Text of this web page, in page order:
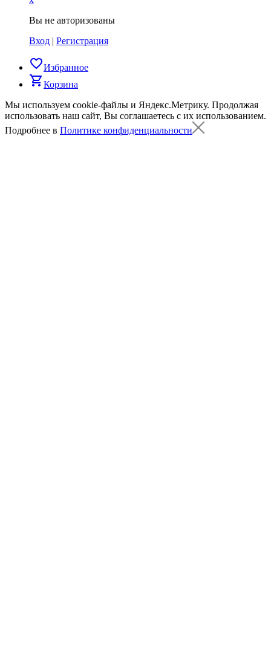
Вы не авторизованы
Вход | Регистрация
favorite_borderИзбранное
shopping_cartКорзина
Мы используем cookie-файлы и Яндекс.Метрику. Продолжая
использовать наш сайт, Вы соглашаетесь с их использованием.
Подробнее в Политике конфиденциальности